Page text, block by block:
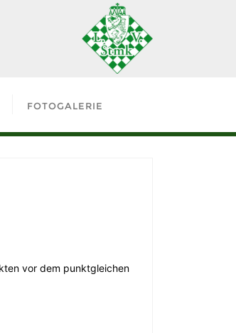
FOTOGALERIE
vor dem punktgleichen